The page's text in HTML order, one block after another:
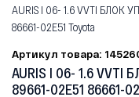
AURIS I 06- 1.6 VVTI БЛОК
86661-02E51 Toyota
Артикул товара:
AURIS I 06- 1.6
89661-02E51 86661-